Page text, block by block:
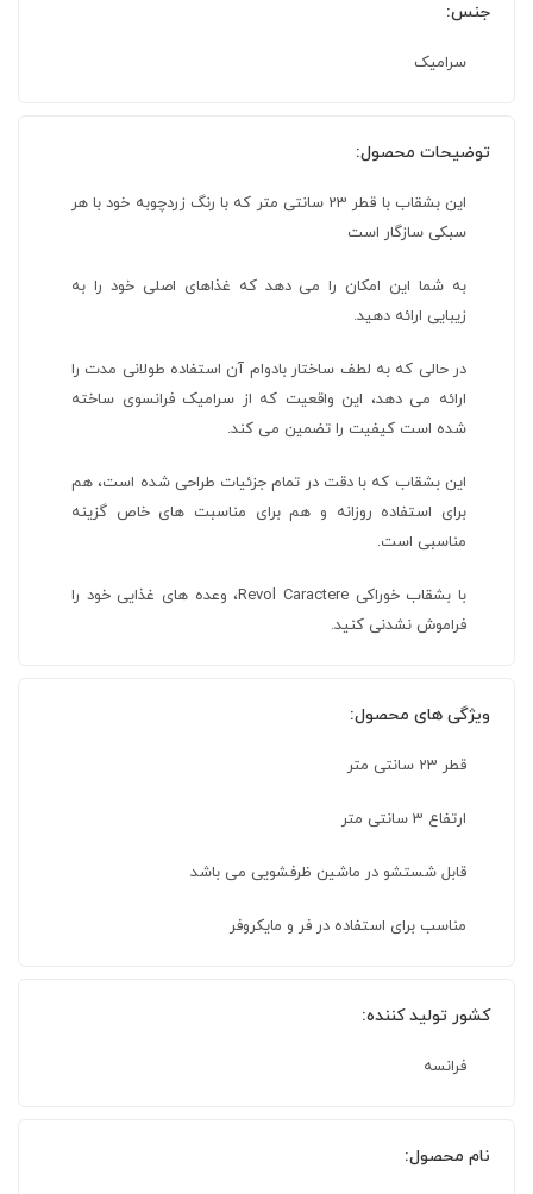
جنس:
سرامیک
توضیحات محصول:
این بشقاب با قطر 23 سانتی متر که با رنگ زردچوبه خود با هر
سبکی سازگار است
به شما این امکان را می دهد که غذاهای اصلی خود را به
زیبایی ارائه دهید.
در حالی که به لطف ساختار بادوام آن استفاده طولانی مدت را
ارائه می دهد، این واقعیت که از سرامیک فرانسوی ساخته
شده است کیفیت را تضمین می کند.
این بشقاب که با دقت در تمام جزئیات طراحی شده است، هم
برای استفاده روزانه و هم برای مناسبت های خاص گزینه
مناسبی است.
با بشقاب خوراکی Revol Caractere، وعده های غذایی خود را
فراموش نشدنی کنید.
ویژگی های محصول:
قطر 23 سانتی متر
ارتفاع 3 سانتی متر
قابل شستشو در ماشین ظرفشویی می باشد
مناسب برای استفاده در فر و مایکروفر
کشور تولید کننده:
فرانسه
نام محصول: